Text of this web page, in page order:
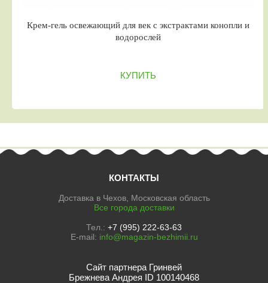
Крем-гель освежающий для век с экстрактами конопли и
водорослей
КУПИТЬ
КОНТАКТЫ
Доставка в Чехов, Московская область
Все города доставки
Тел.: +7 (995) 222-63-63
E-mail: info@magazin-bezhimii.ru
Сайт партнера Гринвей
Брежнева Андрея ID 100140468